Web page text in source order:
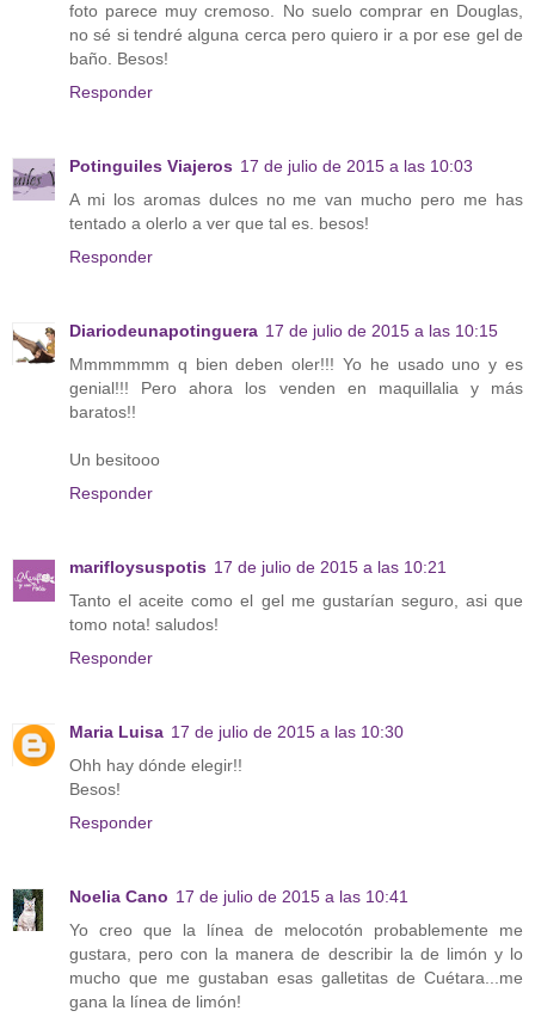
foto parece muy cremoso. No suelo comprar en Douglas,
no sé si tendré alguna cerca pero quiero ir a por ese gel de
baño. Besos!
Responder
Potinguiles Viajeros 17 de julio de 2015 a las 10:03
A mi los aromas dulces no me van mucho pero me has
tentado a olerlo a ver que tal es. besos!
Responder
Diariodeunapotinguera 17 de julio de 2015 a las 10:15
Mmmmmmm q bien deben oler!!! Yo he usado uno y es
genial!!! Pero ahora los venden en maquillalia y más
baratos!!
Un besitooo
Responder
marifloysuspotis 17 de julio de 2015 a las 10:21
Tanto el aceite como el gel me gustarían seguro, asi que
tomo nota! saludos!
Responder
Maria Luisa 17 de julio de 2015 a las 10:30
Ohh hay dónde elegir!!
Besos!
Responder
Noelia Cano 17 de julio de 2015 a las 10:41
Yo creo que la línea de melocotón probablemente me
gustara, pero con la manera de describir la de limón y lo
mucho que me gustaban esas galletitas de Cuétara...me
gana la línea de limón!